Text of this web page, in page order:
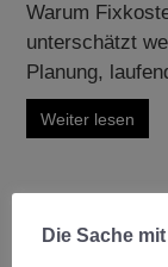
Warum
unterschätzt
Planung,
Weiter lesen
Die Sache